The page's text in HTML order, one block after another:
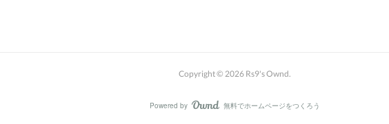
Copyright © 2026 Rs9's Ownd.
Powered by AmebaOwnd
無料でホームページをつくろう